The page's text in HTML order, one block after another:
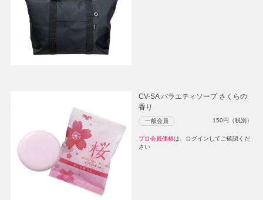
CV-SA バラエティソープ さくらの
香り
一般会員 150円（税別）
プロ会員価格は、ログインしてご確認くだ
さい